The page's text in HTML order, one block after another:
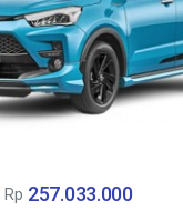
Rp 257.033.000